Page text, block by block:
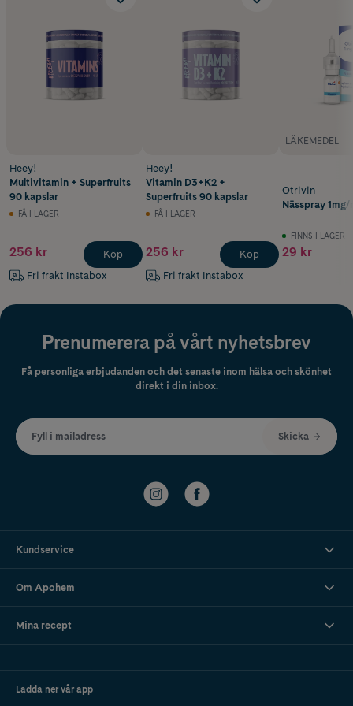
Heey!
Multivitamin + Superfruits
90 kapslar
FÅ I LAGER
256 kr
Fri frakt Instabox
Köp
Heey!
Vitamin D3+K2 +
Superfruits 90 kapslar
FÅ I LAGER
256 kr
Fri frakt Instabox
Köp
LÄKEMEDEL
Otrivin
Nässpray 1mg/
FINNS I LAGER
29 kr
Prenumerera på vårt nyhetsbrev
Få personliga erbjudanden och det senaste inom hälsa och skönhet
direkt i din inbox.
Fyll i mailadress Skicka
Kundservice
Om Apohem
Mina recept
Ladda ner vår app